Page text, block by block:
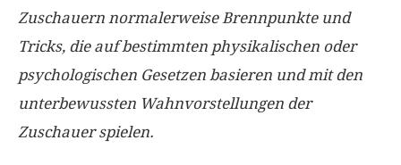
Zuschauern normalerweise Brennpunkte und
Tricks, die auf bestimmten physikalischen oder
psychologischen Gesetzen basieren und mit den
unterbewussten Wahnvorstellungen der
Zuschauer spielen.